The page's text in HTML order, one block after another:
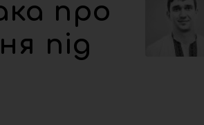
про
під